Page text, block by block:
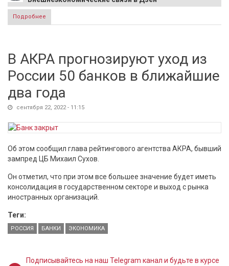
Подробнее
В АКРА прогнозируют уход из
России 50 банков в ближайшие
два года
сентября 22, 2022 - 11:15
Об этом сообщил глава рейтингового агентства АКРА, бывший
зампред ЦБ Михаил Сухов.
Он отметил, что при этом все большее значение будет иметь
консолидация в государственном секторе и выход с рынка
иностранных организаций.
Теги:
РОССИЯ БАНКИ ЭКОНОМИКА
Подписывайтесь на наш Telegram канал и будьте в курсе